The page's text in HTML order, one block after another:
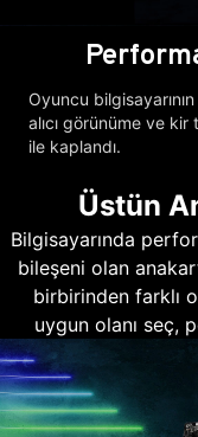
Oyuncu
alıcı görünüme ve kir
ile kaplandı.
Üstün
Bilgisayarında
bileşeni olan
birbirinden farklı
uygun olanı seç,